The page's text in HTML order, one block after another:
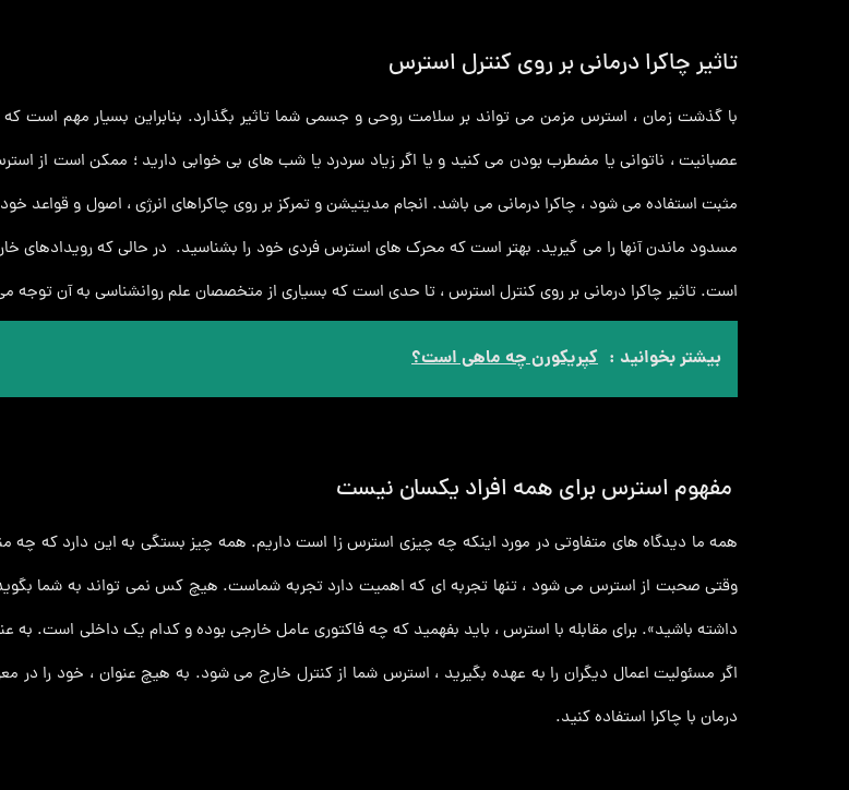
تاثیر چاکرا درمانی بر روی کنترل استرس
با گذشت زمان ، استرس مزمن می تواند بر سلامت روحی و جسمی شما تاثیر بگذارد. بنابراین بسیار مهم است که
عصبانیت ، ناتوانی یا مضطرب بودن می‌ کنید و یا اگر زیاد سردرد یا شب‌ های بی‌ خوابی دارید ؛ ممکن است از
مثبت استفاده می شود ، چاکرا درمانی می باشد. انجام مدیتیشن و تمرکز بر روی چاکراهای انرژی ، اصول و قواعد
مسدود ماندن آنها را می گیرید. بهتر است که محرک های استرس فردی خود را بشناسید. در حالی که رویدادهای
است. تاثیر چاکرا درمانی بر روی کنترل استرس ، تا حدی است که بسیاری از متخصصان علم روانشناسی به آن توجه
بیشتر بخوانید : کپریکورن چه ماهی است؟
مفهوم استرس برای همه افراد یکسان نیست
همه ما دیدگاه های متفاوتی در مورد اینکه چه چیزی استرس زا است داریم. همه چیز بستگی به این دارد که چه
وقتی صحبت از استرس می شود ، تنها تجربه ای که اهمیت دارد تجربه شماست. هیچ کس نمی تواند به شما بگوید
داشته باشید». برای مقابله با استرس ، باید بفهمید که چه فاکتوری عامل خارجی بوده و کدام یک داخلی است. به
اگر مسئولیت اعمال دیگران را به عهده بگیرید ، استرس شما از کنترل خارج می شود. به هیچ عنوان ، خود را
درمان با چاکرا استفاده کنید.